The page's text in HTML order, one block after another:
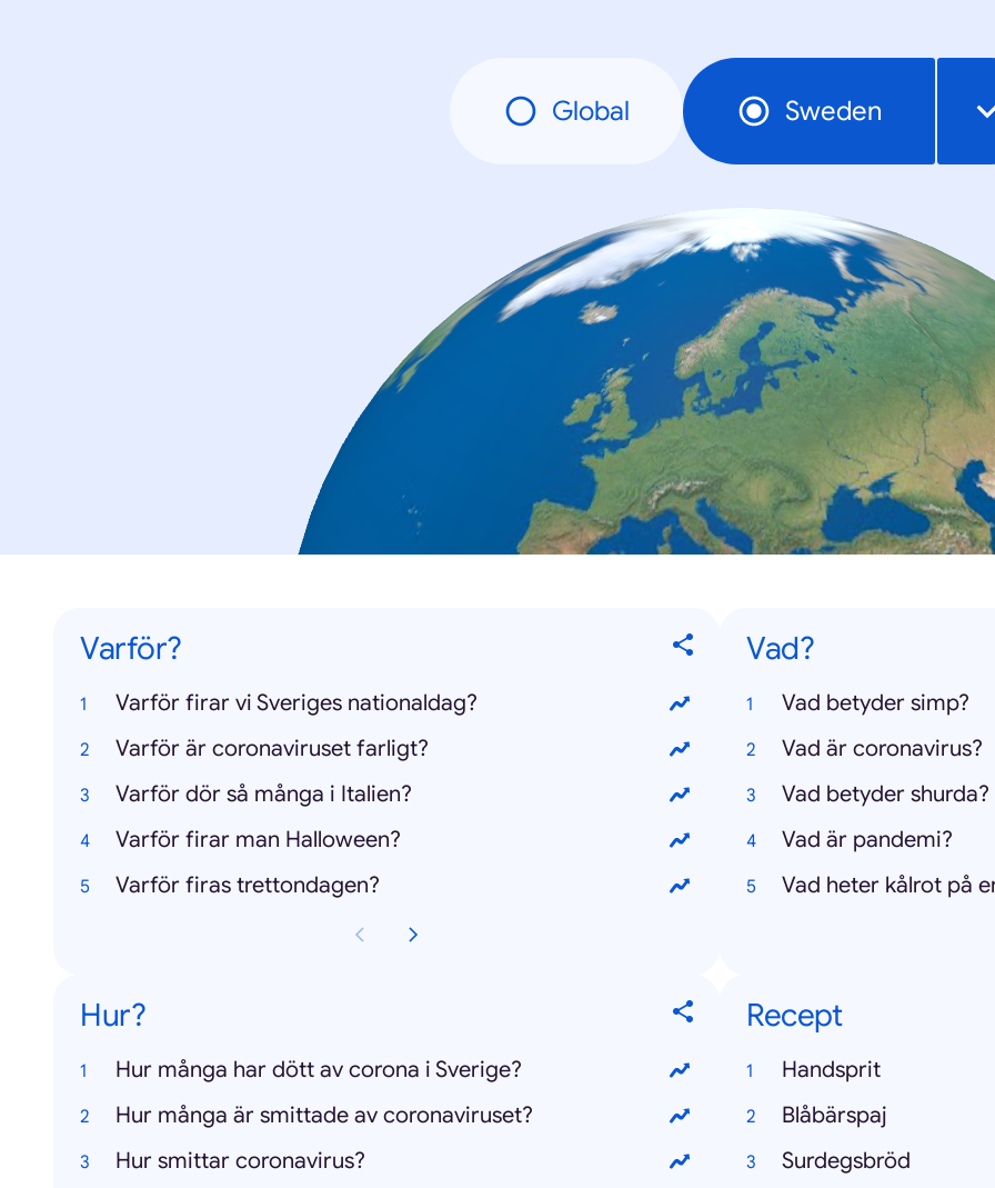
Global Sweden
Varför?
Varför firar vi Sveriges nationaldag?
Varför är coronaviruset farligt?
Varför dör så många i Italien?
Varför firar man Halloween?
Varför firas trettondagen?
Vad?
Vad betyder simp?
Vad är coronavirus?
Vad betyder shurda?
Vad är pandemi?
Vad heter kålrot på
Hur?
Hur många har dött av corona i Sverige?
Hur många är smittade av coronaviruset?
Hur smittar coronavirus?
Recept
Handsprit
Blåbärspaj
Surdegsbröd